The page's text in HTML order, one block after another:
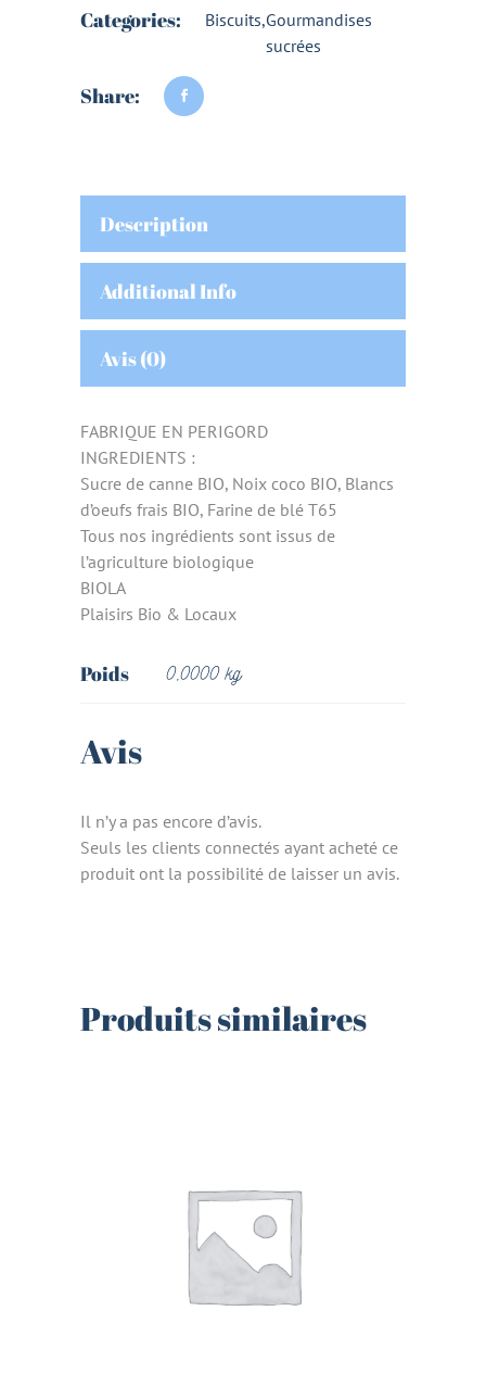
Categories: Biscuits,Gourmandises
sucrées
Share:
Description
Additional Info
Avis (0)
FABRIQUE EN PERIGORD
INGREDIENTS :
Sucre de canne BIO, Noix coco BIO, Blancs
d’oeufs frais BIO, Farine de blé T65
Tous nos ingrédients sont issus de
l’agriculture biologique
BIOLA
Plaisirs Bio & Locaux
Poids 0,0000 kg
Avis
Il n’y a pas encore d’avis.
Seuls les clients connectés ayant acheté ce
produit ont la possibilité de laisser un avis.
Produits similaires